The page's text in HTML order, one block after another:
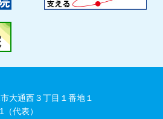
大通西３丁目１番地１
代表）